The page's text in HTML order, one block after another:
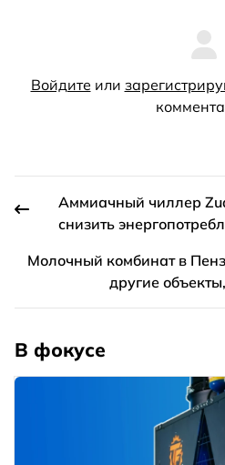
Войдите или
Аммиачный чиллер
снизить
Молочный комбинат в
другие
В фокусе